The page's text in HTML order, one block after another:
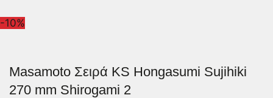
-10%
Masamoto Σειρά KS Hongasumi Sujihiki
270 mm Shirogami 2